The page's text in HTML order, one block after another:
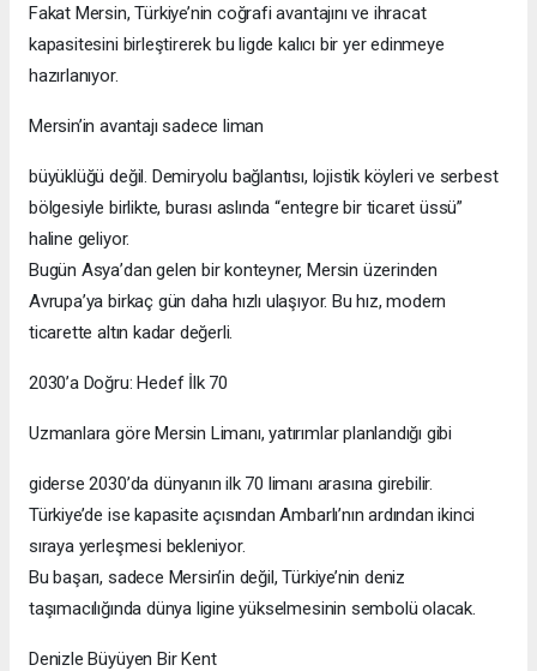
Fakat Mersin, Türkiye’nin coğrafi avantajını ve ihracat
kapasitesini birleştirerek bu ligde kalıcı bir yer edinmeye
hazırlanıyor.
Mersin’in avantajı sadece liman
büyüklüğü değil. Demiryolu bağlantısı, lojistik köyleri ve serbest
bölgesiyle birlikte, burası aslında “entegre bir ticaret üssü”
haline geliyor.
Bugün Asya’dan gelen bir konteyner, Mersin üzerinden
Avrupa’ya birkaç gün daha hızlı ulaşıyor. Bu hız, modern
ticarette altın kadar değerli.
2030’a Doğru: Hedef İlk 70
Uzmanlara göre Mersin Limanı, yatırımlar planlandığı gibi
giderse 2030’da dünyanın ilk 70 limanı arasına girebilir.
Türkiye’de ise kapasite açısından Ambarlı’nın ardından ikinci
sıraya yerleşmesi bekleniyor.
Bu başarı, sadece Mersin’in değil, Türkiye’nin deniz
taşımacılığında dünya ligine yükselmesinin sembolü olacak.
Denizle Büyüyen Bir Kent